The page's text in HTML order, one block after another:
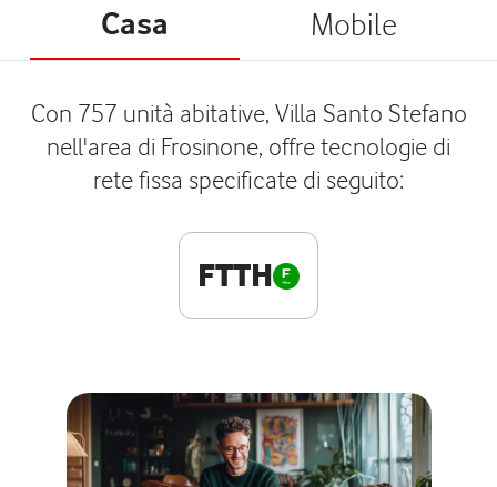
Casa Mobile
Con 757 unità abitative, Villa Santo Stefano
nell'area di Frosinone, offre tecnologie di
rete fissa specificate di seguito:
FTTH